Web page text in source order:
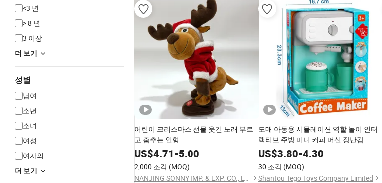
<3 년
> 8 년
3 이상
더 보기
성별
남여
소년
소녀
여성
여자의
더 보기
어린이 크리스마스 선물 웃긴 노래 부르
고 춤추는 인형
US$4.71-5.00
2,000 조각 (MOQ)
NANJING SONNY IMP. & EXP. CO., LTD.
도매 아동용 시뮬레이션 역할 놀이 인터
랙티브 주방 미니 커피 머신 장난감
US$3.80-4.30
30 조각 (MOQ)
Shantou Tego Toys Company Limited